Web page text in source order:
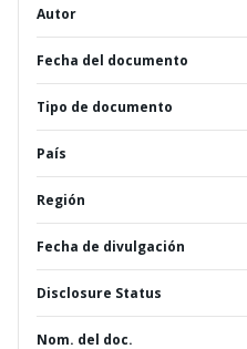
Autor
Fecha del documento
Tipo de documento
País
Región
Fecha de divulgación
Disclosure Status
Nom. del doc.